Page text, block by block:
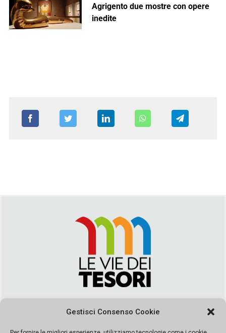
Gestisci Consenso Cookie
Agrigento due mostre con opere
inedite
segreteria@leviedeitesori.it